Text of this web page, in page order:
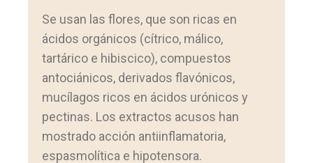
Se usan las flores, que son ricas en
ácidos orgánicos (cítrico, málico,
tartárico e hibiscico), compuestos
antociánicos, derivados flavónicos,
mucílagos ricos en ácidos urónicos y
pectinas. Los extractos acusos han
mostrado acción antiinflamatoria,
espasmolítica e hipotensora.